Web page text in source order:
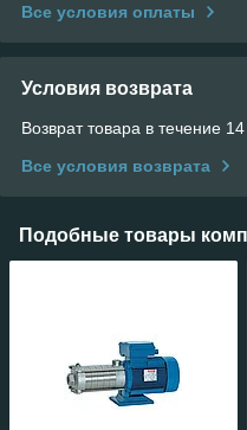
Все условия оплаты
Условия возврата
Возврат товара в течение
Все условия возврата
Подобные товары